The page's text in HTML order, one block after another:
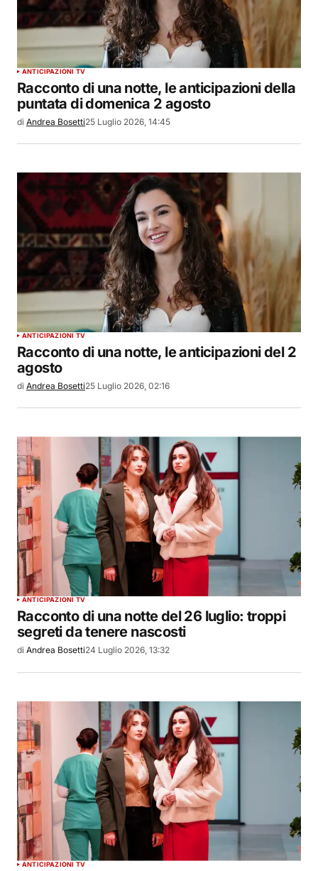
ANTICIPAZIONI TV
Racconto di una notte, le anticipazioni della
puntata di domenica 2 agosto
di Andrea Bosetti25 Luglio 2026, 14:45
ANTICIPAZIONI TV
Racconto di una notte, le anticipazioni del 2
agosto
di Andrea Bosetti25 Luglio 2026, 02:16
ANTICIPAZIONI TV
Racconto di una notte del 26 luglio: troppi
segreti da tenere nascosti
di Andrea Bosetti24 Luglio 2026, 13:32
ANTICIPAZIONI TV